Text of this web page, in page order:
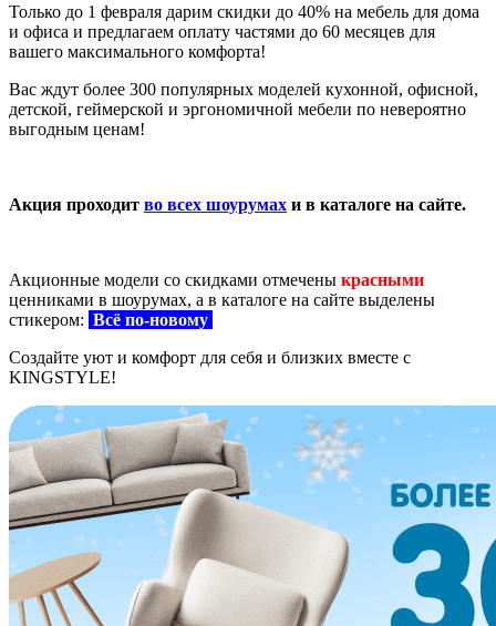
Только до 1 февраля дарим скидки до 40% на мебель для дома
и офиса и предлагаем оплату частями до 60 месяцев для
вашего максимального комфорта!
Вас ждут более 300 популярных моделей кухонной, офисной,
детской, геймерской и эргономичной мебели по невероятно
выгодным ценам!
Акция проходит во всех шоурумах и в каталоге на сайте.
Акционные модели со скидками отмечены красными
ценниками в шоурумах, а в каталоге на сайте выделены
стикером: Всё по-новому
Создайте уют и комфорт для себя и близких вместе с
KINGSTYLE!